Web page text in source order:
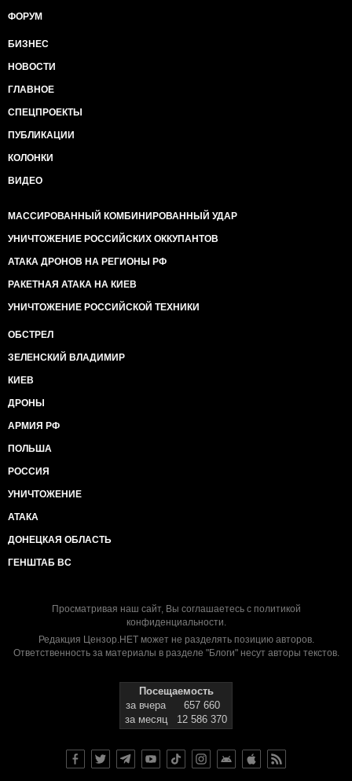
ФОРУМ
БИЗНЕС
НОВОСТИ
ГЛАВНОЕ
СПЕЦПРОЕКТЫ
ПУБЛИКАЦИИ
КОЛОНКИ
ВИДЕО
МАССИРОВАННЫЙ КОМБИНИРОВАННЫЙ УДАР
УНИЧТОЖЕНИЕ РОССИЙСКИХ ОККУПАНТОВ
АТАКА ДРОНОВ НА РЕГИОНЫ РФ
РАКЕТНАЯ АТАКА НА КИЕВ
УНИЧТОЖЕНИЕ РОССИЙСКОЙ ТЕХНИКИ
ОБСТРЕЛ
ЗЕЛЕНСКИЙ ВЛАДИМИР
КИЕВ
ДРОНЫ
АРМИЯ РФ
ПОЛЬША
РОССИЯ
УНИЧТОЖЕНИЕ
АТАКА
ДОНЕЦКАЯ ОБЛАСТЬ
ГЕНШТАБ ВС
Просматривая наш сайт, Вы соглашаетесь с политикой
конфиденциальности.
Редакция Цензор.НЕТ может не разделять позицию авторов.
Ответственность за материалы в разделе "Блоги" несут авторы текстов.
Посещаемость
за вчера
657 660
за месяц
12 586 370